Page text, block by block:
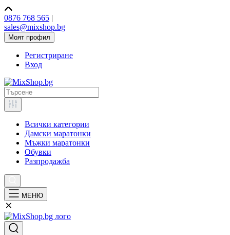
0876 768 565 |
sales@mixshop.bg
Моят профил
Регистриране
Вход
Всички категории
Дамски маратонки
Мъжки маратонки
Обувки
Разпродажба
МЕНЮ